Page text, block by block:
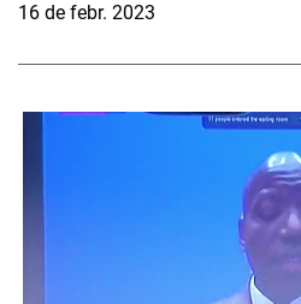
16 de febr. 2023